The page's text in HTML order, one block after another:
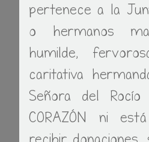
pertenece a la
o hermanos
humilde,
caritativa
Señora del Rocío
CORAZÓN ni